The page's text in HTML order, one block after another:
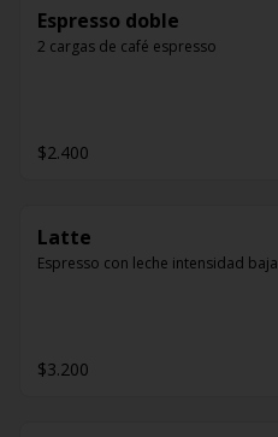
Espresso doble
2 cargas de café espresso
$2.400
Latte
Espresso con leche intensidad baja
$3.200